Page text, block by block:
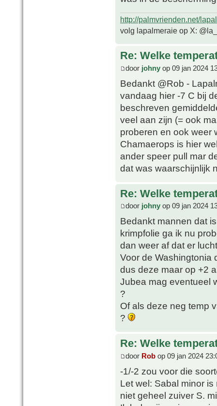
http://palmvrienden.net/
volg lapalmeraie op X:
Re: Welke
door johny op 09 jan 2024
Bedankt @Rob -
vandaag hier -7 C bij
beschreven
veel aan zijn (= ook
proberen en ook weer
Chamaerops is hier
ander speer pull mar
dat was waarschijnlijk
Re: Welke
door johny op 09 jan 2024
Bedankt mannen dat
krimpfolie ga ik nu
dan weer af dat er
Voor de Washingtonia
dus deze maar op +2
Jubea mag eventueel
?
Of als deze neg temp
?
Re: Welke
door Rob op 09 jan 2024
-1/-2 zou voor die
Let wel: Sabal minor
niet geheel zuiver S.